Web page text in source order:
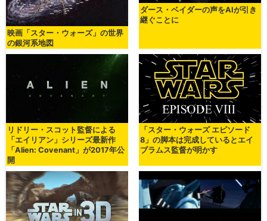
映画「スター・ウォーズ」の世界
の銀河系地図
ダース・ベイダーの声をAIが引き
継ぐことに
リドリー・スコット監督による
「エイリアン」シリーズ最新作
「Alien: Covenant」が2017年公
開
「スター・ウォーズ エピソード
8」の脚本は完成しているとエイ
ブラムス監督が明かす